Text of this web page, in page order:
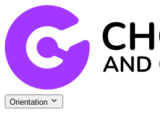
Orientation